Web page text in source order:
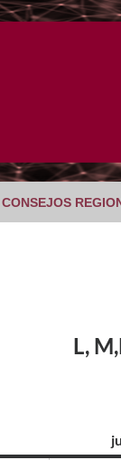
CONSEJOS
L,